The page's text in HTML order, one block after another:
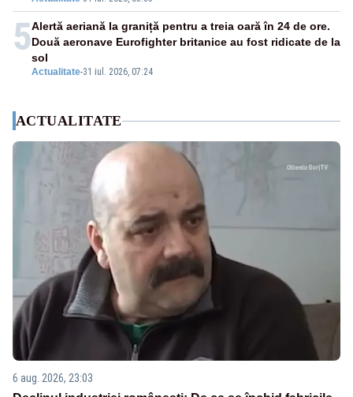
5
Actualitate-31 iul. 2026, 07:24
Alertă aeriană la graniță pentru a treia oară în 24 de ore.
Două aeronave Eurofighter britanice au fost ridicate de la
sol
ACTUALITATE
6 aug. 2026, 23:03